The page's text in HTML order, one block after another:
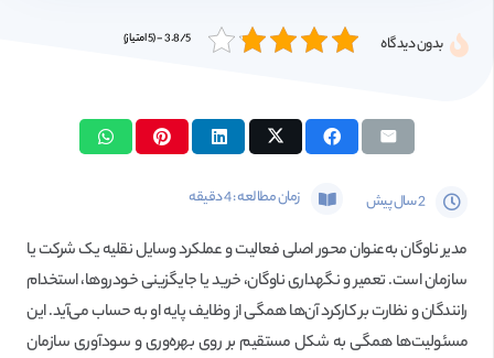
بدون دیدگاه 3.8/5 - (5 امتیاز)
2 سال پیش زمان مطالعه :4دقیقه
مدیر ناوگان به‌عنوان محور اصلی فعالیت و عملکرد وسایل نقلیه یک شرکت یا
سازمان است. تعمیر و نگهداری ناوگان، خرید یا جایگزینی خودروها، استخدام
رانندگان و نظارت بر کارکرد آن‌ها همگی از وظایف پایه او به حساب می‌آید. این
مسئولیت‌ها همگی به شکل مستقیم بر روی بهره‌وری و سودآوری سازمان